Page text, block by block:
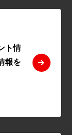
ト情
報を